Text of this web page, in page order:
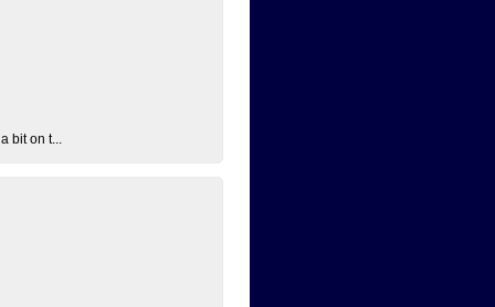
bit on t...